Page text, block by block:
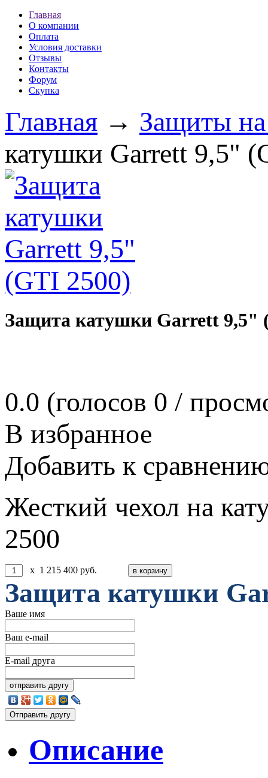
Главная
О компании
Оплата
Условия доставки
Отзывы
Контакты
Форум
Скупка
Главная → Защиты
катушки Garrett 9,5"
Защита катушки Garrett 9,5"
0.0 (голосов 0 /
В избранное
Добавить к
Жесткий чехол на
2500
x 1 215 400 руб.
Защита катушки
Ваше имя
Ваш e-mail
E-mail друга
Описание